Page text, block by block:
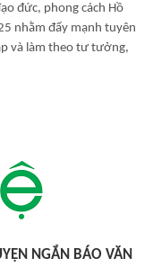
đức, phong cách Hồ
nhằm đẩy mạnh tuyên
và làm theo tư tưởng,
NGẮN BÁO VĂN